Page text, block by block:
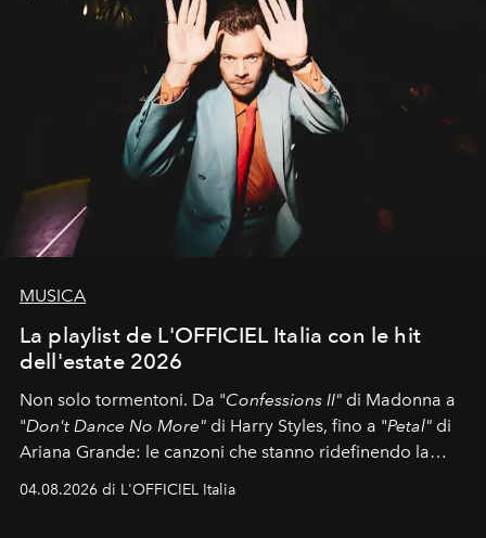
MUSICA
La playlist de L'OFFICIEL Italia con le hit
dell'estate 2026
Non solo tormentoni. Da "Confessions II" di Madonna a
"Don't Dance No More" di Harry Styles, fino a "Petal" di
Ariana Grande: le canzoni che stanno ridefinendo la
colonna sonora della stagione.
04.08.2026 di L'OFFICIEL Italia